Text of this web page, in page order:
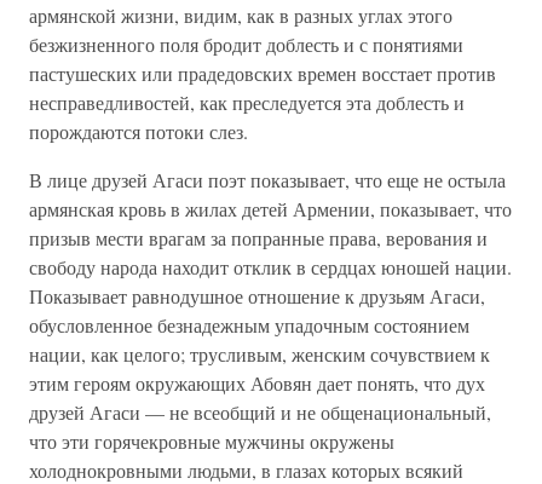
армянской жизни, видим, как в разных углах этого
безжизненного поля бродит доблесть и с понятиями
пастушеских или прадедовских времен восстает против
несправедливостей, как преследуется эта доблесть и
порождаются потоки слез.
В лице друзей Агаси поэт показывает, что еще не остыла
армянская кровь в жилах детей Армении, показывает, что
призыв мести врагам за попранные права, верования и
свободу народа находит отклик в сердцах юношей нации.
Показывает равнодушное отношение к друзьям Агаси,
обусловленное безнадежным упадочным состоянием
нации, как целого; трусливым, женским сочувствием к
этим героям окружающих Абовян дает понять, что дух
друзей Агаси — не всеобщий и не общенациональный,
что эти горячекровные мужчины окружены
холоднокровными людьми, в глазах которых всякий